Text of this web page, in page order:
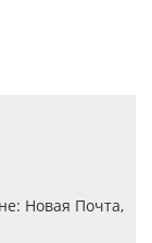
Новая Почта,